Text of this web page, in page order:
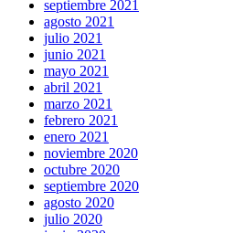
septiembre 2021
agosto 2021
julio 2021
junio 2021
mayo 2021
abril 2021
marzo 2021
febrero 2021
enero 2021
noviembre 2020
octubre 2020
septiembre 2020
agosto 2020
julio 2020